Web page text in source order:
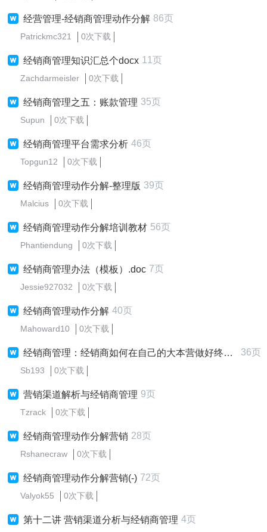
经营管理-经销商管理动作分解 86页
Patrickmc321 0次下载
经销商管理知识汇总个docx 11页
Zachdarmeisler 0次下载
经销商管理之五：账款管理 35页
Supun 0次下载
经销商管理平台需求分析 46页
Topgun12 0次下载
经销商管理动作分解-整理版 39页
Malcius 0次下载
经销商管理动作分解培训教材 56页
Phantiendung 0次下载
经销商管理办法（模板）.doc 7页
Jessie927032 0次下载
经销商管理动作分解 40页
Mahoward10 0次下载
经销商管理：经销商如何在自己的大本营做好终端市场 36页
Sb193 0次下载
营销渠道解析与经销商管理 9页
Tzrack 0次下载
经销商管理动作分解营销 28页
Rshanecraw 0次下载
经销商管理动作分解营销(-) 72页
Valyok55 0次下载
第十二讲 营销渠道分析与经销商管理 4页